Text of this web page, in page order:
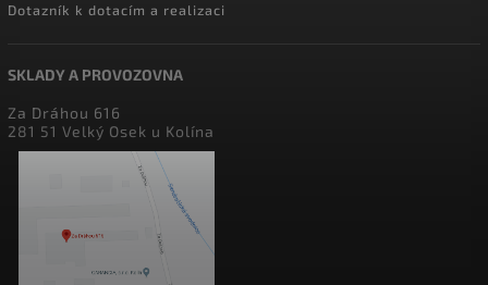
Dotazník k dotacím a realizaci
SKLADY A PROVOZOVNA
Za Dráhou 616
281 51 Velký Osek u Kolína